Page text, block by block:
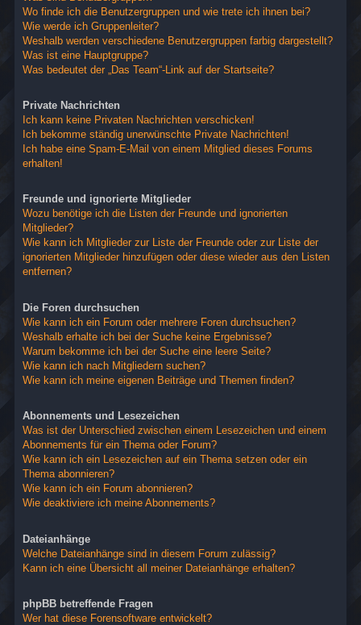
Wo finde ich die Benutzergruppen und wie trete ich ihnen bei?
Wie werde ich Gruppenleiter?
Weshalb werden verschiedene Benutzergruppen farbig dargestellt?
Was ist eine Hauptgruppe?
Was bedeutet der „Das Team“-Link auf der Startseite?
Private Nachrichten
Ich kann keine Privaten Nachrichten verschicken!
Ich bekomme ständig unerwünschte Private Nachrichten!
Ich habe eine Spam-E-Mail von einem Mitglied dieses Forums
erhalten!
Freunde und ignorierte Mitglieder
Wozu benötige ich die Listen der Freunde und ignorierten
Mitglieder?
Wie kann ich Mitglieder zur Liste der Freunde oder zur Liste der
ignorierten Mitglieder hinzufügen oder diese wieder aus den Listen
entfernen?
Die Foren durchsuchen
Wie kann ich ein Forum oder mehrere Foren durchsuchen?
Weshalb erhalte ich bei der Suche keine Ergebnisse?
Warum bekomme ich bei der Suche eine leere Seite?
Wie kann ich nach Mitgliedern suchen?
Wie kann ich meine eigenen Beiträge und Themen finden?
Abonnements und Lesezeichen
Was ist der Unterschied zwischen einem Lesezeichen und einem
Abonnements für ein Thema oder Forum?
Wie kann ich ein Lesezeichen auf ein Thema setzen oder ein
Thema abonnieren?
Wie kann ich ein Forum abonnieren?
Wie deaktiviere ich meine Abonnements?
Dateianhänge
Welche Dateianhänge sind in diesem Forum zulässig?
Kann ich eine Übersicht all meiner Dateianhänge erhalten?
phpBB betreffende Fragen
Wer hat diese Forensoftware entwickelt?